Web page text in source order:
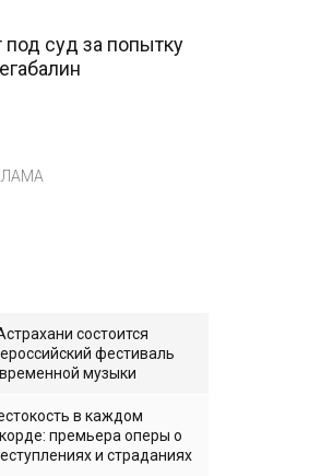
под суд за попытку
состоится
фестиваль
музыки
в каждом
премьера оперы о
и страданиях